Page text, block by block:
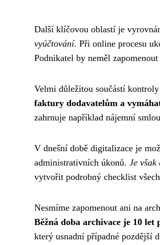
Další klíčovou oblastí je
vyúčtování. Při online procesu
Podnikatel by neměl
Velmi důležitou součástí
faktury dodavatelům a
zahrnuje například nájemní
V dnešní době digitalizace je
administrativních úkonů. Je
vytvořit podrobný checklist
Nesmíme zapomenout ani na
Běžná doba archivace je 10
který usnadní případné pozdější